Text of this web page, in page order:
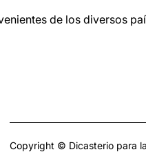
de los diversos
Copyright © Dicasterio para